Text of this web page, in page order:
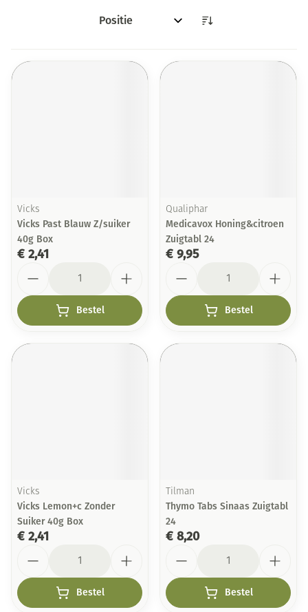
Sorteer op:
Vicks
Vicks Past Blauw Z/suiker
40g Box
€ 2,41
Bestel
Qualiphar
Medicavox Honing&citroen
Zuigtabl 24
€ 9,95
Bestel
Vicks
Vicks Lemon+c Zonder
Suiker 40g Box
€ 2,41
Bestel
Tilman
Thymo Tabs Sinaas Zuigtabl
24
€ 8,20
Bestel